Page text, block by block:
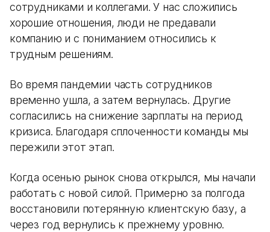
сотрудниками и коллегами. У нас сложились
хорошие отношения, люди не предавали
компанию и с пониманием относились к
трудным решениям.
Во время пандемии часть сотрудников
временно ушла, а затем вернулась. Другие
согласились на снижение зарплаты на период
кризиса. Благодаря сплоченности команды мы
пережили этот этап.
Когда осенью рынок снова открылся, мы начали
работать с новой силой. Примерно за полгода
восстановили потерянную клиентскую базу, а
через год вернулись к прежнему уровню.